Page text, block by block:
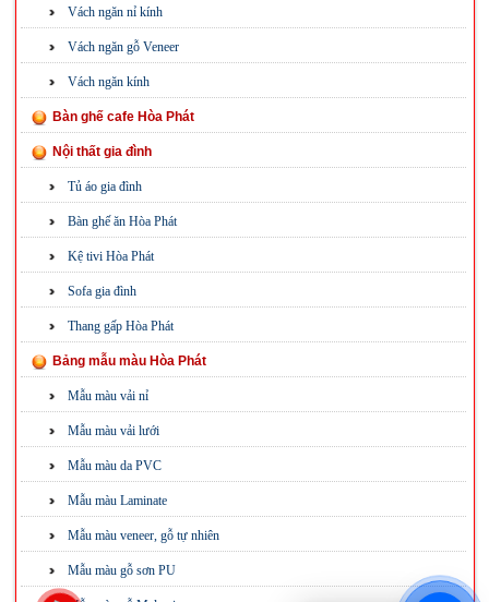
Vách ngăn nỉ kính
Vách ngăn gỗ Veneer
Vách ngăn kính
Bàn ghế cafe Hòa Phát
Nội thất gia đình
Tủ áo gia đình
Bàn ghế ăn Hòa Phát
Kệ tivi Hòa Phát
Sofa gia đình
Thang gấp Hòa Phát
Bảng mẫu màu Hòa Phát
Mẫu màu vải nỉ
Mẫu màu vải lưới
Mẫu màu da PVC
Mẫu màu Laminate
Mẫu màu veneer, gỗ tự nhiên
Mẫu màu gỗ sơn PU